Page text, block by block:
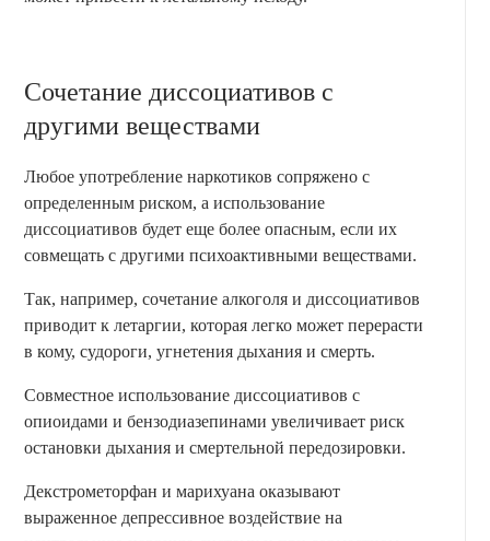
Сочетание диссоциативов с
другими веществами
Любое употребление наркотиков сопряжено с
определенным риском, а использование
диссоциативов будет еще более опасным, если их
совмещать с другими психоактивными веществами.
Так, например, сочетание алкоголя и диссоциативов
приводит к летаргии, которая легко может перерасти
в кому, судороги, угнетения дыхания и смерть.
Совместное использование диссоциативов с
опиоидами и бензодиазепинами увеличивает риск
остановки дыхания и смертельной передозировки.
Декстрометорфан и марихуана оказывают
выраженное депрессивное воздействие на